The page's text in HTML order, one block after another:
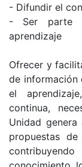
- Difundir el
- Ser parte
aprendizaje
Ofrecer y
de información
el
continua,
Unidad
propuestas